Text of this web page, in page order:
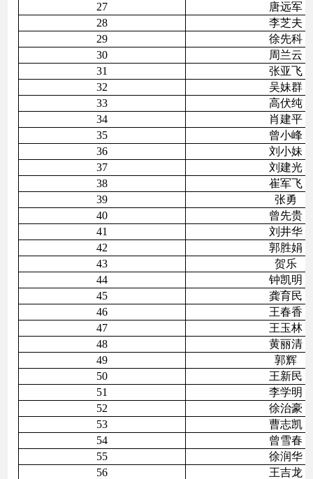
27
唐远军
28
李芝夫
29
徐先科
30
周兰云
31
张亚飞
32
吴妹群
33
高伏纯
34
肖建平
35
曾小峰
36
刘小妹
37
刘建光
38
崔军飞
39
张勇
40
曾先贵
41
刘井华
42
郭胜娟
43
贺乐
44
钟凯明
45
龚育民
46
王春香
47
王玉林
48
黄丽清
49
郭辉
50
王新民
51
李学明
52
徐治豪
53
曹志凯
54
曾雪春
55
徐润华
56
王吉龙